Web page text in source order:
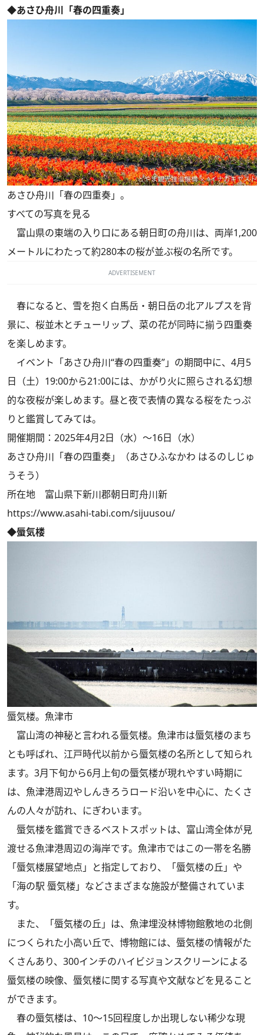
◆あさひ舟川「春の四重奏」
あさひ舟川「春の四重奏」。
すべての写真を見る
富山県の東端の入り口にある朝日町の舟川は、両岸1,200
メートルにわたって約280本の桜が並ぶ桜の名所です。
ADVERTISEMENT
春になると、雪を抱く白馬岳・朝日岳の北アルプスを背
景に、桜並木とチューリップ、菜の花が同時に揃う四重奏
を楽しめます。
イベント「あさひ舟川“春の四重奏”」の期間中に、4月5
日（土）19:00から21:00には、かがり火に照らされる幻想
的な夜桜が楽しめます。昼と夜で表情の異なる桜をたっぷ
りと鑑賞してみては。
開催期間：2025年4月2日（水）～16日（水）
あさひ舟川「春の四重奏」（あさひふなかわ はるのしじゅ
うそう）
所在地 富山県下新川郡朝日町舟川新
https://www.asahi-tabi.com/sijuusou/
◆蜃気楼
蜃気楼。魚津市
富山湾の神秘と言われる蜃気楼。魚津市は蜃気楼のまち
とも呼ばれ、江戸時代以前から蜃気楼の名所として知られ
ます。3月下旬から6月上旬の蜃気楼が現れやすい時期に
は、魚津港周辺やしんきろうロード沿いを中心に、たくさ
んの人々が訪れ、にぎわいます。
蜃気楼を鑑賞できるベストスポットは、富山湾全体が見
渡せる魚津港周辺の海岸です。魚津市ではこの一帯を名勝
「蜃気楼展望地点」と指定しており、「蜃気楼の丘」や
「海の駅 蜃気楼」などさまざまな施設が整備されていま
す。
また、「蜃気楼の丘」は、魚津埋没林博物館敷地の北側
につくられた小高い丘で、博物館には、蜃気楼の情報がた
くさんあり、300インチのハイビジョンスクリーンによる
蜃気楼の映像、蜃気楼に関する写真や文献などを見ること
ができます。
春の蜃気楼は、10～15回程度しか出現しない稀少な現